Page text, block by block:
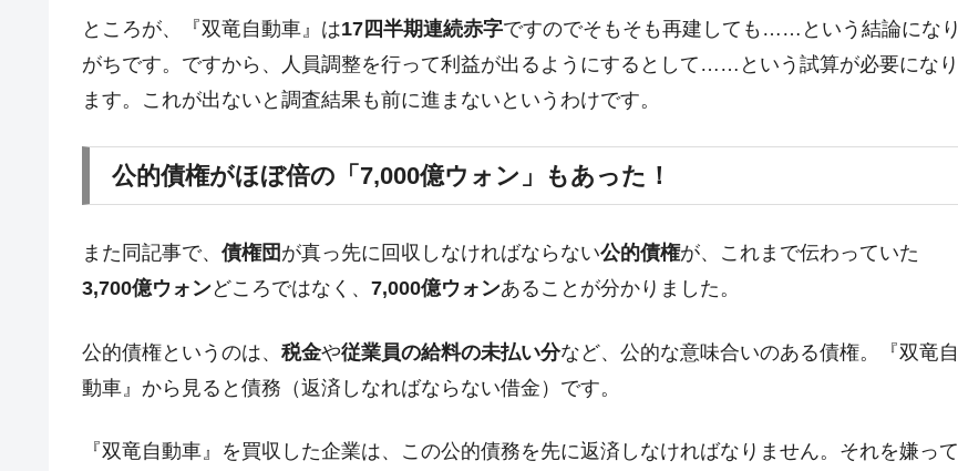
『Money1』 韓国「橋が落ちました」⇒ 耐久性「なさすぎ」では。
『Money1』 韓国鉄鋼最大手『POSCO』ズブズブ沈む。営業利益80.2％も減少
『Money1』
米国下院「韓国の公務員個人をターゲットにぶん殴る法案」提出！⇒ クーパン問題は合衆国企業に対
『Money1』 韓国ボンクラ政策室長･金容範、株価暴落に他人事のような発言。
『Money1』 韓国･加徳島新国際空港「またも暗礁」の危機 ⇒ 10.7兆では損が出るからできない。
Fact1 日本の誇る海洋資源調査船『白嶺』は先進技術の塊！
Fact1 夏の甲子園、優勝校を最も多く輩出している都道府県とは？
Fact1 今話題の「楽天ライオンズ」とは？
Fact1 全て勝つといくら？ 競馬GI競走で勝利騎手がもらえる賞金とは？
ところが、『双竜自動車』は17四半期連続赤字ですのでそもそも再建しても……という結論になり
がちです。ですから、人員調整を行って利益が出るようにするとして……という試算が必要になり
ます。これが出ないと調査結果も前に進まないというわけです。
公的債権がほぼ倍の「7,000億ウォン」もあった！
また同記事で、 債権団 が真っ先に回収しなければならない公的債権が、これまで伝わっていた
3,700億ウォンどころではなく、 7,000億ウォンあることが分かりました。
公的債権というのは、 税金や従業員の給料の未払い分など、公的な意味合いのある債権。『双竜自
動車』から見ると債務（返済しなればならない借金）です。
『双竜自動車』を買収した企業は、この公的債務を先に返済しなければなりません。それを嫌って